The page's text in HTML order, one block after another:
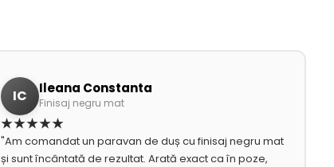
IC Ileana Constanta
Finisaj negru mat
★★★★★
"Am comandat un paravan de duș cu finisaj negru mat
și sunt încântată de rezultat. Arată exact ca în poze,